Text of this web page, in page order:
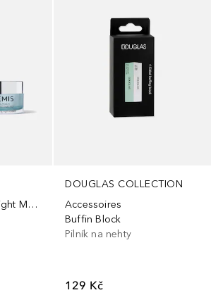
Pro-Collagen Overnight Matrix
DOUGLAS COLLECTION
Accessoires
Buffin Block
Pilník na nehty
129 Kč